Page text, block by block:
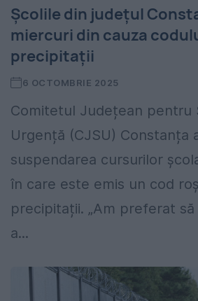
Școlile din județul
miercuri din cauza
precipitații
6 OCTOMBRIE 2025
Comitetul Județean pentru
Urgență (CJSU) Constanța
suspendarea cursurilor
în care este emis un cod
precipitații. „Am preferat să
a...